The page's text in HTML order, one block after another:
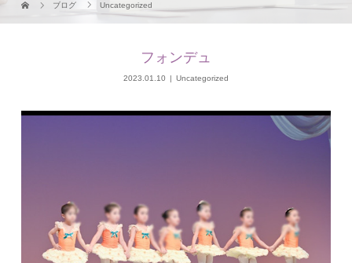
ブログ Uncategorized
フォンデュ
2023.01.10 Uncategorized